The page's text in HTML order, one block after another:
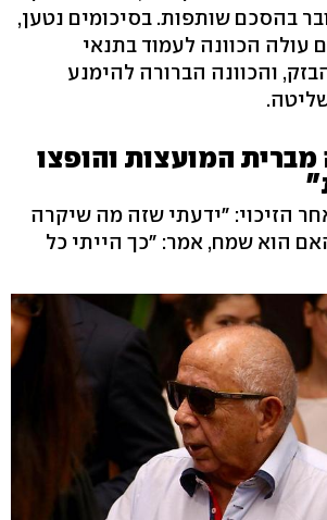
בהסכם שותפות. בסיכומים נטען,
עולה הכוונה לעמוד בתנאי
והכוונה הברורה להימנע
המועצות והופצו
הזיכוי: "ידעתי שזה מה שיקרה
הוא שמח, אמר: "כך הייתי כל